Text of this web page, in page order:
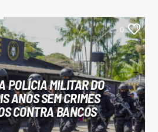
0
POLÍCIA MILITAR DO
ANOS SEM CRIMES
CONTRA BANCOS